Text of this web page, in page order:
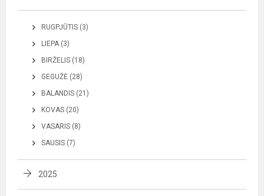
RUGPJŪTIS (3)
LIEPA (3)
BIRŽELIS (18)
GEGUŽĖ (28)
BALANDIS (21)
KOVAS (20)
VASARIS (8)
SAUSIS (7)
2025